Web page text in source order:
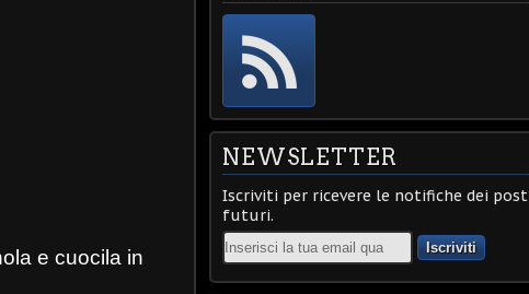
e cuocila in
NEWSLETTER
Iscriviti per ricevere le notifiche dei post
futuri.
Email